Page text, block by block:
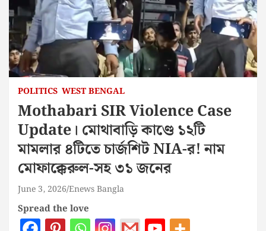
POLITICS WEST BENGAL
Mothabari SIR Violence Case
Update। মোথাবাড়ি কাণ্ডে ১২টি
মামলার ৪টিতে চার্জশিট NIA-র! নাম
মোফাক্কেরুল-সহ ৩১ জনের
June 3, 2026 Enews Bangla
Spread the love